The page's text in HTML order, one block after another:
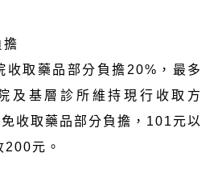
擔
收取藥品部分負擔20%，最多
及基層診所維持現行收取方
收取藥品部分負擔，101元以
200元。